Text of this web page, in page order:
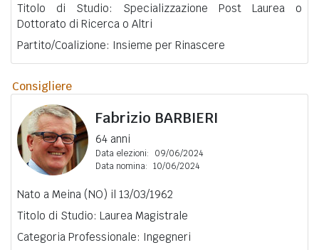
Titolo di Studio: Specializzazione Post Laurea o
Dottorato di Ricerca o Altri
Partito/Coalizione: Insieme per Rinascere
Consigliere
Fabrizio BARBIERI
64 anni
Data elezioni:
09/06/2024
Data nomina: 10/06/2024
Nato a Meina (NO) il 13/03/1962
Titolo di Studio: Laurea Magistrale
Categoria Professionale: Ingegneri